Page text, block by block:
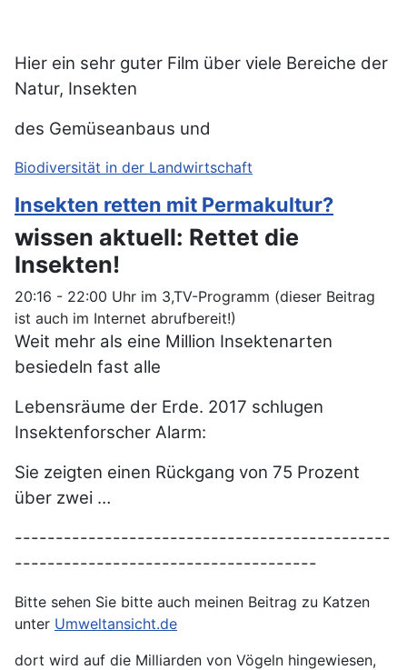
Hier ein sehr guter Film über viele Bereiche der
Natur, Insekten
des Gemüseanbaus und
Biodiversität in der Landwirtschaft
Insekten retten mit Permakultur?
wissen aktuell: Rettet die
Insekten!
20:16 - 22:00 Uhr im 3,TV-Programm (dieser Beitrag
ist auch im Internet abrufbereit!)
Weit mehr als eine Million Insektenarten
besiedeln fast alle
Lebensräume der Erde. 2017 schlugen
Insektenforscher Alarm:
Sie zeigten einen Rückgang von 75 Prozent
über zwei …
----------------------------------------------
-------------------------------------
Bitte sehen Sie bitte auch meinen Beitrag zu Katzen
unter Umweltansicht.de
dort wird auf die Milliarden von Vögeln hingewiesen,